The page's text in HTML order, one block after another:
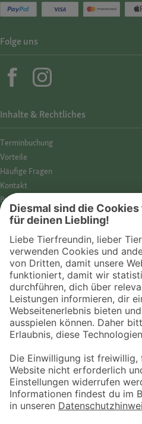
© 2026 Fressnapf Tiernahrungs GmbH
Westpreußenstraße 32-38
47809 Krefeld
Inhalte & Rechtliches
Termin­buchung
Vorteile
Häufige Fragen
Kontakt
Barrierefreiheit
Impressum
Datenschutz­hinweise
Cookies
AGB
Entdecke Fressnapf
Tierversicherung
GPS-Tracker
Fressnapf Salon
Online-Shop
Folge uns